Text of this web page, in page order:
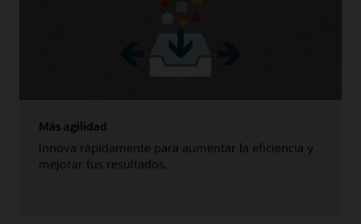
Más agilidad
Innova rápidamente para aumentar la eficiencia y
mejorar tus resultados.